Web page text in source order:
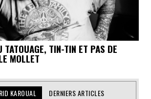
TATOUAGE, TIN-TIN ET PAS DE
MOLLET
KAROUAL DERNIERS ARTICLES